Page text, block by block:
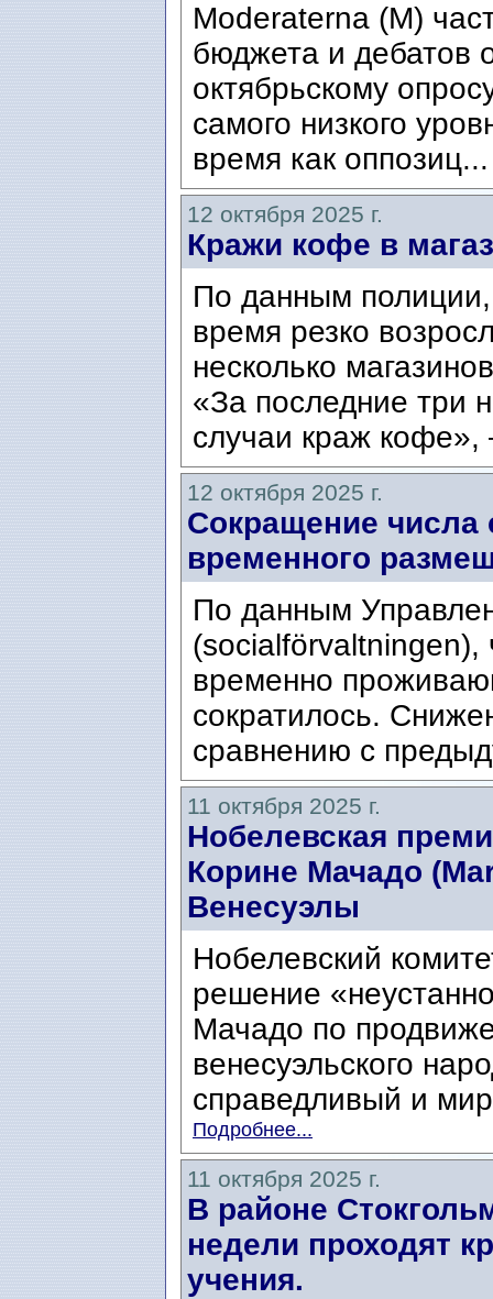
Moderaterna (M)
бюджета и дебатов
октябрьскому
самого низкого
время как
12 октября 2025 г.
Кражи кофе в
По данным полиции,
время резко
несколько
«За последние три
случаи краж
12 октября 2025 г.
Сокращение числа
временного
По данным
(socialförvaltningen),
временно
сократилось.
сравнению с
11 октября 2025 г.
Нобелевская
Корине Мачадо
Венесуэлы
Нобелевский
решение
Мачадо по
венесуэльского
справедливый и
Подробнее...
11 октября 2025 г.
В районе
недели проходят
учения.